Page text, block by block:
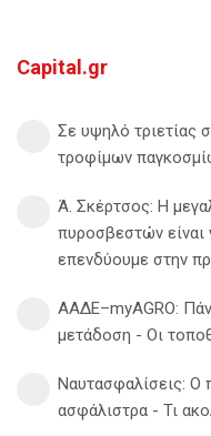
Capital.gr
Σε υψηλό τριετίας
τροφίμων
Ά. Σκέρτσος: Η
πυροσβεστών είναι
επενδύουμε στην
ΑΑΔΕ–myAGRO:
μετάδοση - Οι
Ναυτασφαλίσεις: Ο
ασφάλιστρα - Τι